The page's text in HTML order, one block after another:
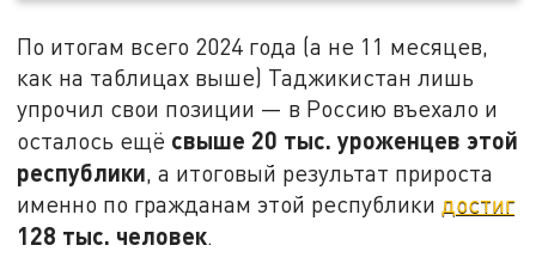
По итогам всего 2024 года (а не 11 месяцев,
как на таблицах выше) Таджикистан лишь
упрочил свои позиции — в Россию въехало и
осталось ещё свыше 20 тыс. уроженцев этой
республики, а итоговый результат прироста
именно по гражданам этой республики достиг
128 тыс. человек.